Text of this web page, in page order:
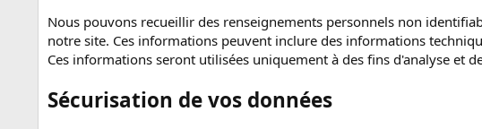
Nous pouvons recueillir des renseignements personnels non
notre site. Ces informations peuvent inclure des informations
Ces informations seront utilisées uniquement à des fins d'analyse et
Sécurisation de vos données